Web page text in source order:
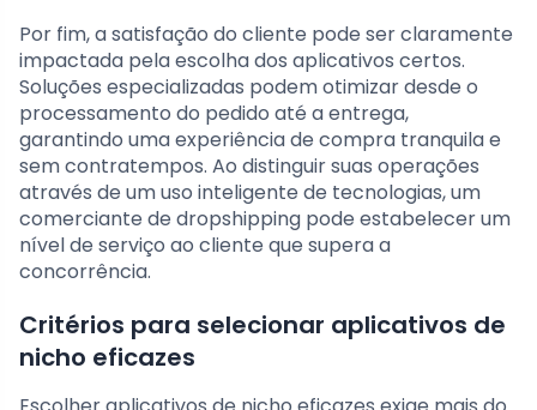
Por fim, a satisfação do cliente pode ser claramente
impactada pela escolha dos aplicativos certos.
Soluções especializadas podem otimizar desde o
processamento do pedido até a entrega,
garantindo uma experiência de compra tranquila e
sem contratempos. Ao distinguir suas operações
através de um uso inteligente de tecnologias, um
comerciante de dropshipping pode estabelecer um
nível de serviço ao cliente que supera a
concorrência.
Critérios para selecionar aplicativos de
nicho eficazes